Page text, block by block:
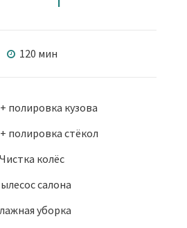
120 мин
полировка кузова
полировка стёкол
Чистка колёс
салона
уборка